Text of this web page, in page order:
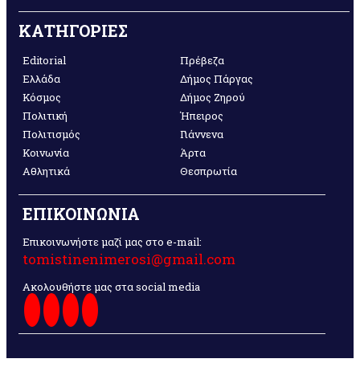
ΚΑΤΗΓΟΡΙΕΣ
Editorial
Ελλάδα
Κόσμος
Πολιτική
Πολιτισμός
Κοινωνία
Αθλητικά
Πρέβεζα
Δήμος Πάργας
Δήμος Ζηρού
Ήπειρος
Γιάννενα
Άρτα
Θεσπρωτία
ΕΠΙΚΟΙΝΩΝΙΑ
Επικοινωνήστε μαζί μας στο e-mail:
tomistinenimerosi@gmail.com
Ακολουθήστε μας στα social media